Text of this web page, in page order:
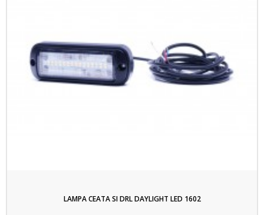
LAMPA CEATA SI DRL DAYLIGHT LED 1602